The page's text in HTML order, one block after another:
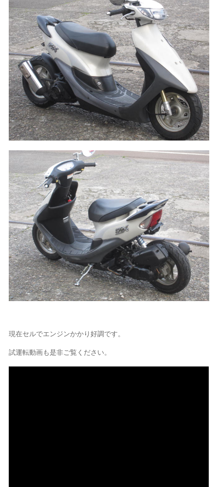
現在セルでエンジンかかり好調です。
試運転動画も是非ご覧ください。